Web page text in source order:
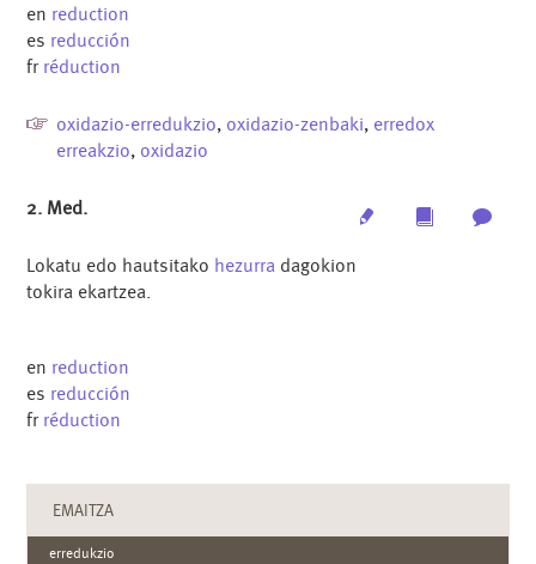
en reduction
es reducción
fr réduction
oxidazio-erredukzio, oxidazio-zenbaki, erredox
erreakzio, oxidazio
Multimedia
2. Med.
Lokatu edo hautsitako hezurra dagokion
tokira ekartzea.
en reduction
es reducción
fr réduction
EMAITZA
erredukzio